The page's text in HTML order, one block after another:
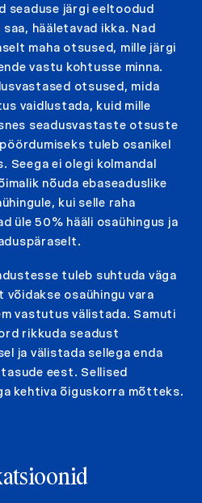
seaduse järgi eeltoodud
hääletavad ikka. Nad
maha otsused, mille järgi
vastu kohtusse minna.
otsused, mida
vaidlustada, kuid mille
seadusvastaste otsuste
tuleb osanikel
ei olegi kolmandal
nõuda ebaseaduslike
kui selle raha
üle 50% hääli osaühingus ja
tuleb suhtuda väga
osaühingu vara
vastutus välistada. Samuti
rikkuda seadust
ja välistada sellega enda
eest. Sellised
kehtiva õiguskorra mõtteks.